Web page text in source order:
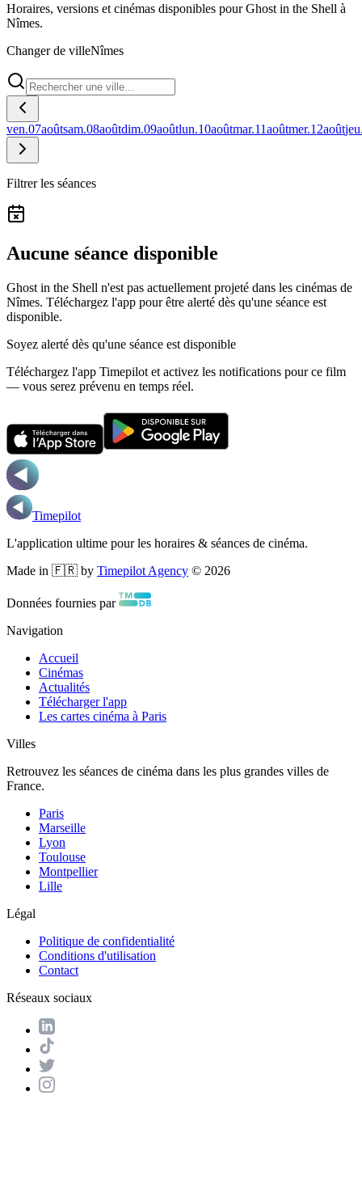
Horaires, versions et cinémas disponibles pour Ghost in the Shell à
Nîmes.
Changer de villeNîmes
ven.07aoûtsam.08aoûtdim.09aoûtlun.10aoûtmar.11aoûtmer.12août
Filtrer les séances
Aucune séance disponible
Ghost in the Shell n'est pas actuellement projeté dans les cinémas de
Nîmes. Téléchargez l'app pour être alerté dès qu'une séance est
disponible.
Soyez alerté dès qu'une séance est disponible
Téléchargez l'app Timepilot et activez les notifications pour ce film
— vous serez prévenu en temps réel.
Timepilot
L'application ultime pour les horaires & séances de cinéma.
Made in 🇫🇷 by Timepilot Agency © 2026
Données fournies par
Navigation
Accueil
Cinémas
Actualités
Télécharger l'app
Les cartes cinéma à Paris
Villes
Retrouvez les séances de cinéma dans les plus grandes villes de
France.
Paris
Marseille
Lyon
Toulouse
Montpellier
Lille
Légal
Politique de confidentialité
Conditions d'utilisation
Contact
Réseaux sociaux